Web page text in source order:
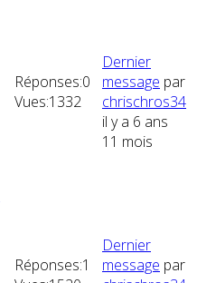
Réponses:0
Vues:1332
Dernier
message par
chrischros34
il y a 6 ans
11 mois
Réponses:1
Dernier
message par